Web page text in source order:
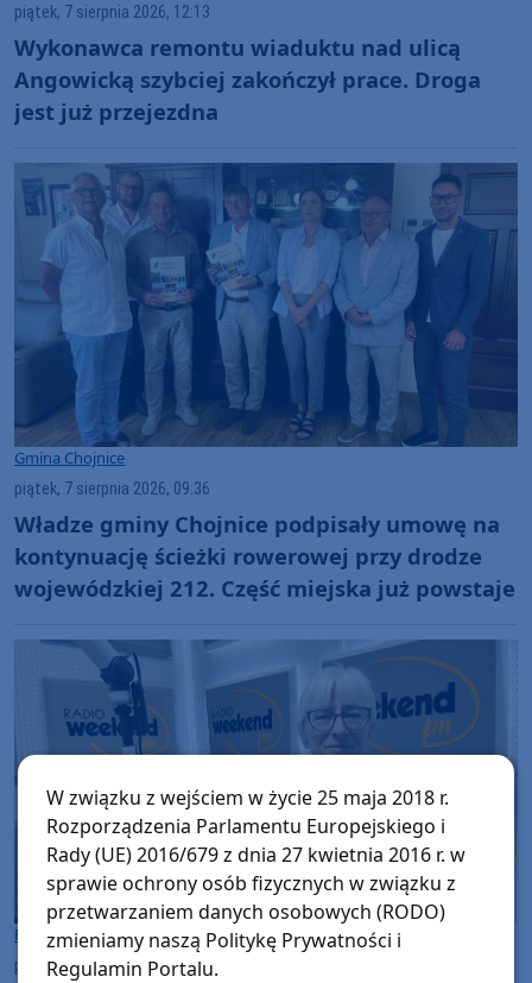
piątek, 7 sierpnia 2026, 12:13
Wykonawca remontu wiaduktu nad ulicą
Angowicką szybciej zakończył prace. Droga
jest już przejezdna
Gmina Chojnice
piątek, 7 sierpnia 2026, 09:36
Władze gminy Chojnice podpisały umowę na
kontynuację ścieżki rowerowej przy drodze
wojewódzkiej 212. Część miejska już powstaje
Powiat Chojnicki
piątek, 7 sierpnia 2026, 08:45
W związku z wejściem w życie 25 maja 2018 r.
Rozporządzenia Parlamentu Europejskiego i
Rady (UE) 2016/679 z dnia 27 kwietnia 2016 r. w
sprawie ochrony osób fizycznych w związku z
przetwarzaniem danych osobowych (RODO)
zmieniamy naszą Politykę Prywatności i
Regulamin Portalu.